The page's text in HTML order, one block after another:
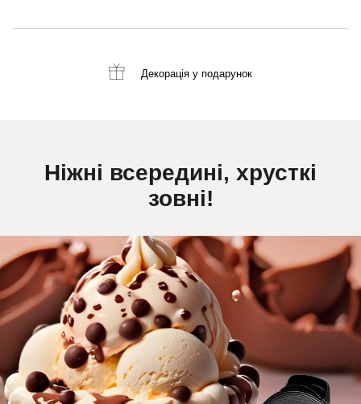
Декорація у подарунок
Ніжні всередині, хрусткі
зовні!